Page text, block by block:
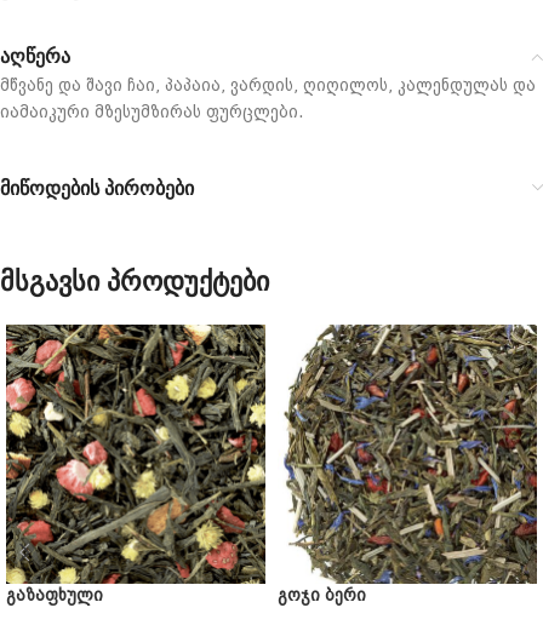
აღწერა
მწვანე და შავი ჩაი, პაპაია, ვარდის, ღიღილოს, კალენდულას და
იამაიკური მზესუმზირას ფურცლები.
მიწოდების პირობები
მსგავსი პროდუქტები
გაზაფხული გოჯი ბერი